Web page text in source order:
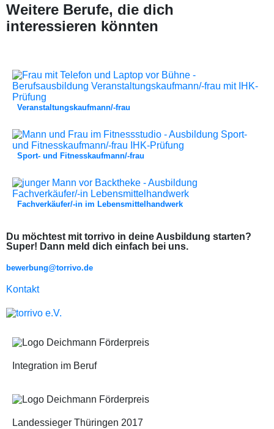
Weitere Berufe, die dich
interessieren könnten
Veranstaltungskaufmann/-frau
Sport- und Fitnesskaufmann/-frau
Fachverkäufer/-in im Lebensmittelhandwerk
Du möchtest mit torrivo in deine Ausbildung starten?
Super! Dann meld dich einfach bei uns.
bewerbung@torrivo.de
Kontakt
Integration im Beruf
Landessieger Thüringen 2017